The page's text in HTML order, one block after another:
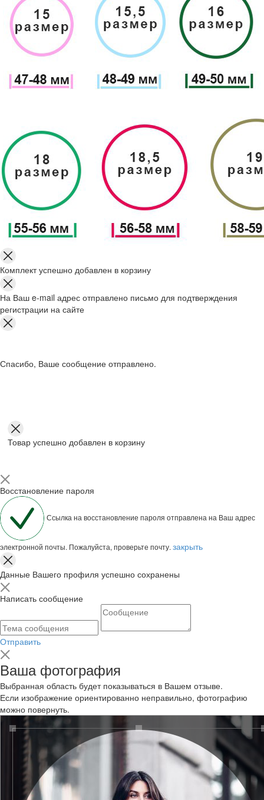
Комплект успешно добавлен в корзину
На Ваш e-mail адрес отправлено письмо для подтверждения
регистрации на сайте
Спасибо, Ваше сообщение отправлено.
Товар успешно добавлен в корзину
Восстановление пароля
Ссылка на восстановление пароля отправлена на Ваш адрес
электронной почты. Пожалуйста, проверьте почту. закрыть
Данные Вашего профиля успешно сохранены
Написать сообщение
Отправить
Ваша фотография
Выбранная область будет показываться в Вашем отзыве.
Если изображение ориентированно неправильно, фотографию
можно повернуть.